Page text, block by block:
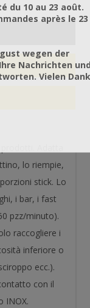
lo riempie,
stick. Lo
i bar, i fast
pzz/minuto).
raccogliere i
inferiore o
ecc.).
con il
INOX.
du 10 au 23 août.
après le 23
wegen der
Nachrichten
Vielen Dank